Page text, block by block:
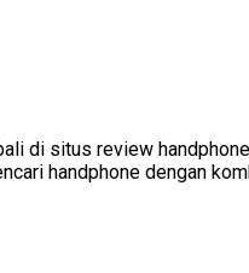
di situs review
handphone dengan